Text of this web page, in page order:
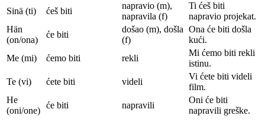
Sinä (ti)
ćeš biti
napravio (m),
napravila (f)
Ti ćeš biti
napravio projekat.
Hän
(on/ona)
će biti
došao (m), došla
(f)
Ona će biti došla
kući.
Me (mi)
ćemo biti rekli
Mi ćemo biti rekli
istinu.
Te (vi)
ćete biti videli
Vi ćete biti videli
film.
He
(oni/one)
će biti napravili
Oni će biti
napravili greške.